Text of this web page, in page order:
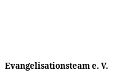
Evan­ge­li­sa­ti­ons­team e. V.